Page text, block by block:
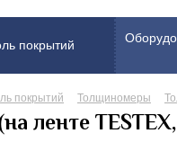
покрытий
покрытий Толщиномеры
ленте